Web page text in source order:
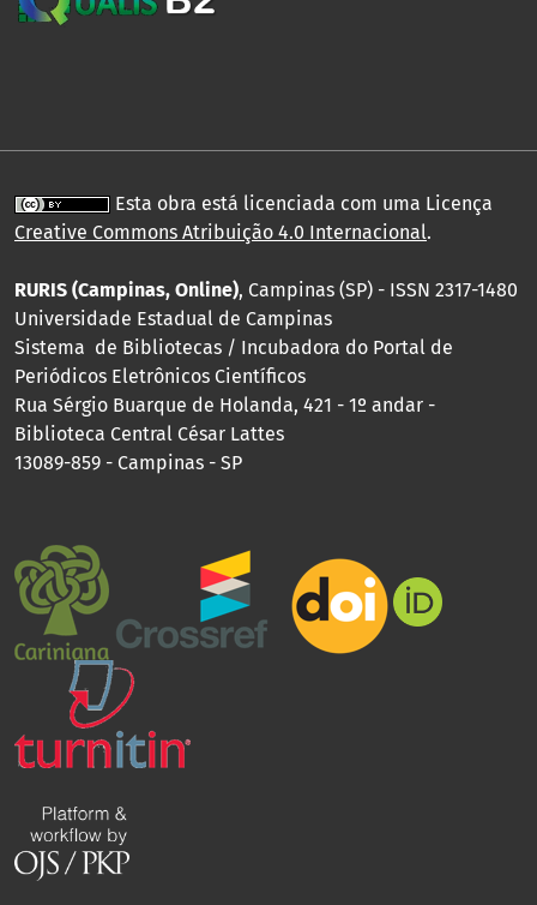
Esta obra está licenciada com uma Licença
Creative Commons Atribuição 4.0 Internacional.
RURIS (Campinas, Online), Campinas (SP) - ISSN 2317-1480
Universidade Estadual de Campinas
Sistema de Bibliotecas / Incubadora do Portal de
Periódicos Eletrônicos Científicos
Rua Sérgio Buarque de Holanda, 421 - 1º andar -
Biblioteca Central César Lattes
13089-859 - Campinas - SP